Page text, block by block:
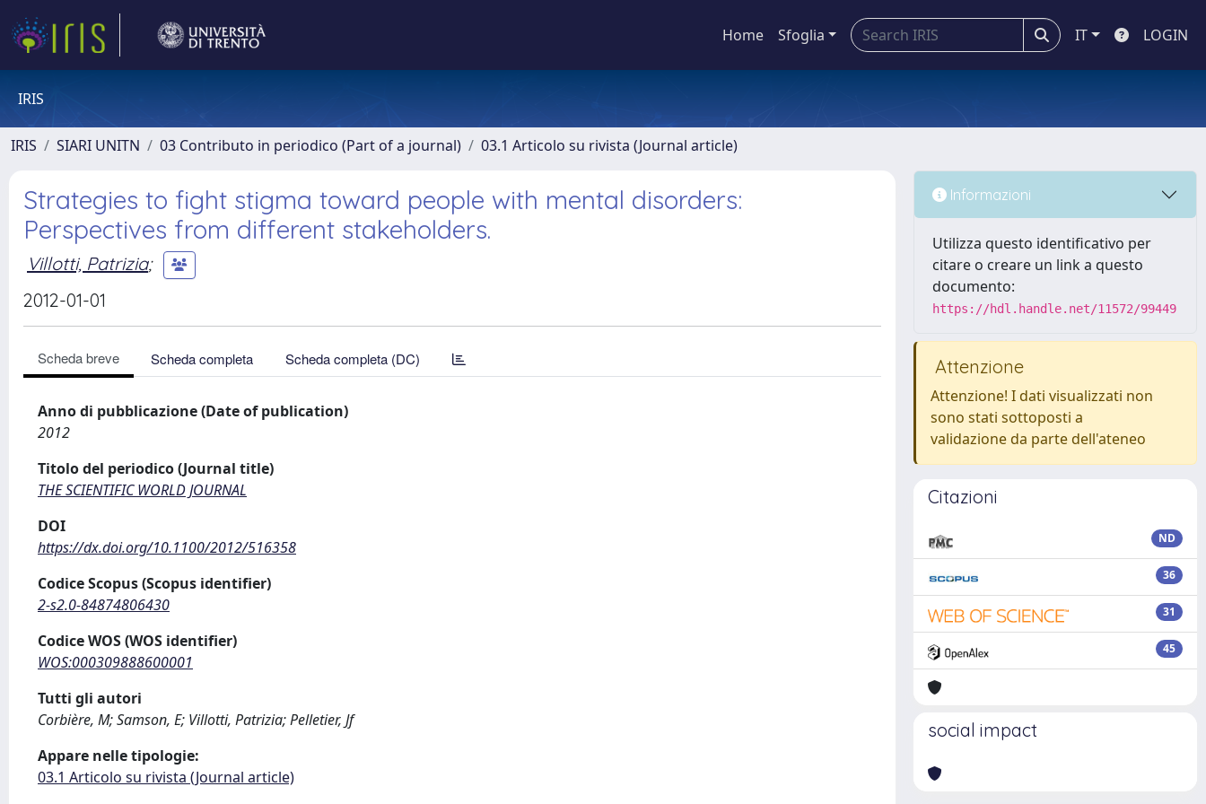
Home Sfoglia IT LOGIN
IRIS
IRIS SIARI UNITN 03 Contributo in periodico (Part of a journal) 03.1 Articolo su rivista (Journal article)
Strategies to fight stigma toward people with mental disorders:
Perspectives from different stakeholders.
Villotti, Patrizia;
2012-01-01
Scheda breve Scheda completa Scheda completa (DC)
Anno di pubblicazione (Date of publication)
2012
Titolo del periodico (Journal title)
THE SCIENTIFIC WORLD JOURNAL
DOI
https://dx.doi.org/10.1100/2012/516358
Codice Scopus (Scopus identifier)
2-s2.0-84874806430
Codice WOS (WOS identifier)
WOS:000309888600001
Tutti gli autori
Corbière, M; Samson, E; Villotti, Patrizia; Pelletier, Jf
Appare nelle tipologie:
03.1 Articolo su rivista (Journal article)
Informazioni
Utilizza questo identificativo per
citare o creare un link a questo
documento:
https://hdl.handle.net/11572/99449
Attenzione
Attenzione! I dati visualizzati non
sono stati sottoposti a
validazione da parte dell'ateneo
Citazioni
ND
36
31
45
social impact